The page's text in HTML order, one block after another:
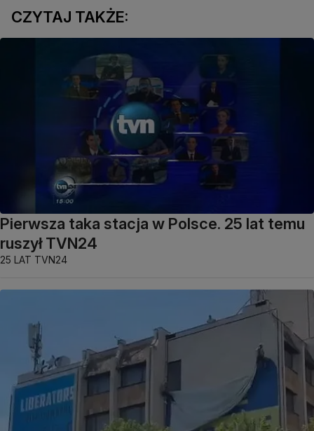
CZYTAJ TAKŻE:
Pierwsza taka stacja w Polsce. 25 lat temu
ruszył TVN24
25 LAT TVN24